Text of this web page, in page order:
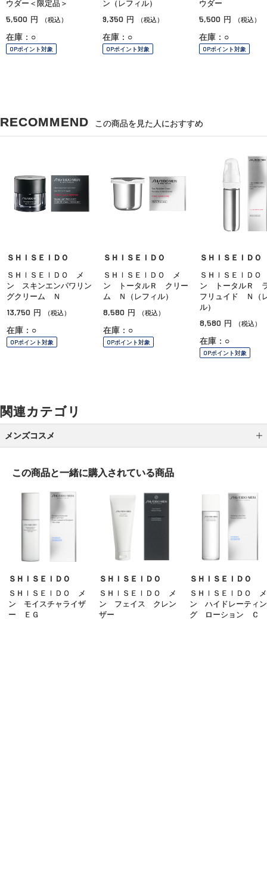
ウダー＜限定品＞
5,500 円 （税込）
在庫：○
OPポイント対象
ン（レフィル）
9,350 円 （税込）
在庫：○
OPポイント対象
ウダー
5,500 円 （税込）
在庫：○
OPポイント対象
RECOMMEND この商品を見た人におすすめ
ＳＨＩＳＥＩＤＯ
ＳＨＩＳＥＩＤＯ メ
ン スキンエンパワリン
グクリーム Ｎ
13,750 円 （税込）
在庫：○
OPポイント対象
ＳＨＩＳＥＩＤＯ
ＳＨＩＳＥＩＤＯ メ
ン トータルＲ クリー
ム Ｎ（レフィル）
8,580 円 （税込）
在庫：○
OPポイント対象
ＳＨＩＳＥＩＤＯ
ＳＨＩＳＥＩＤ
ン トータルＲ
フリュイド Ｎ（
ル）
8,580 円 （税込）
在庫：○
OPポイント対象
関連カテゴリ
メンズコスメ
ボディケア
この商品と一緒に購入されている商品
ＳＨＩＳＥＩＤＯ
ＳＨＩＳＥＩＤＯ メ
ン モイスチャライザ
ー ＥＧ
ＳＨＩＳＥＩＤＯ
ＳＨＩＳＥＩＤＯ メ
ン フェイス クレン
ザー
ＳＨＩＳＥＩＤＯ
ＳＨＩＳＥＩＤＯ メ
ン ハイドレーティン
グ ローション Ｃ